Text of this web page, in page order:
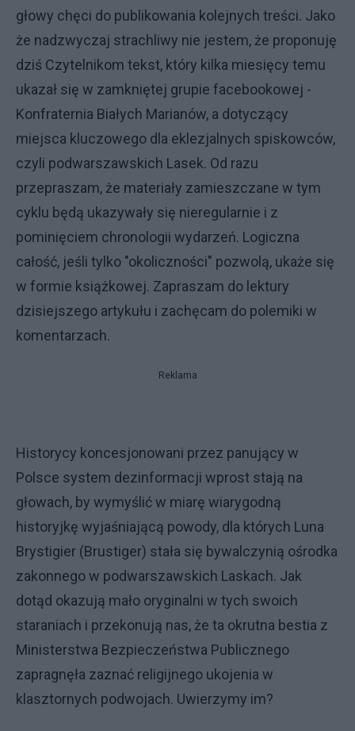
głowy chęci do publikowania kolejnych treści. Jako
że nadzwyczaj strachliwy nie jestem, że proponuję
dziś Czytelnikom tekst, który kilka miesięcy temu
ukazał się w zamkniętej grupie facebookowej -
Konfraternia Białych Marianów, a dotyczący
miejsca kluczowego dla eklezjalnych spiskowców,
czyli podwarszawskich Lasek. Od razu
przepraszam, że materiały zamieszczane w tym
cyklu będą ukazywały się nieregularnie i z
pominięciem chronologii wydarzeń. Logiczna
całość, jeśli tylko "okoliczności" pozwolą, ukaże się
w formie książkowej. Zapraszam do lektury
dzisiejszego artykułu i zachęcam do polemiki w
komentarzach.
Reklama
Historycy koncesjonowani przez panujący w
Polsce system dezinformacji wprost stają na
głowach, by wymyślić w miarę wiarygodną
historyjkę wyjaśniającą powody, dla których Luna
Brystigier (Brustiger) stała się bywalczynią ośrodka
zakonnego w podwarszawskich Laskach. Jak
dotąd okazują mało oryginalni w tych swoich
staraniach i przekonują nas, że ta okrutna bestia z
Ministerstwa Bezpieczeństwa Publicznego
zapragnęła zaznać religijnego ukojenia w
klasztornych podwojach. Uwierzymy im?